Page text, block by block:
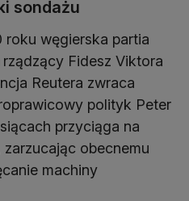
sondażu
roku węgierska partia
Fidesz Viktora
Reutera zwraca
polityk Peter
przyciąga na
obecnemu
machiny